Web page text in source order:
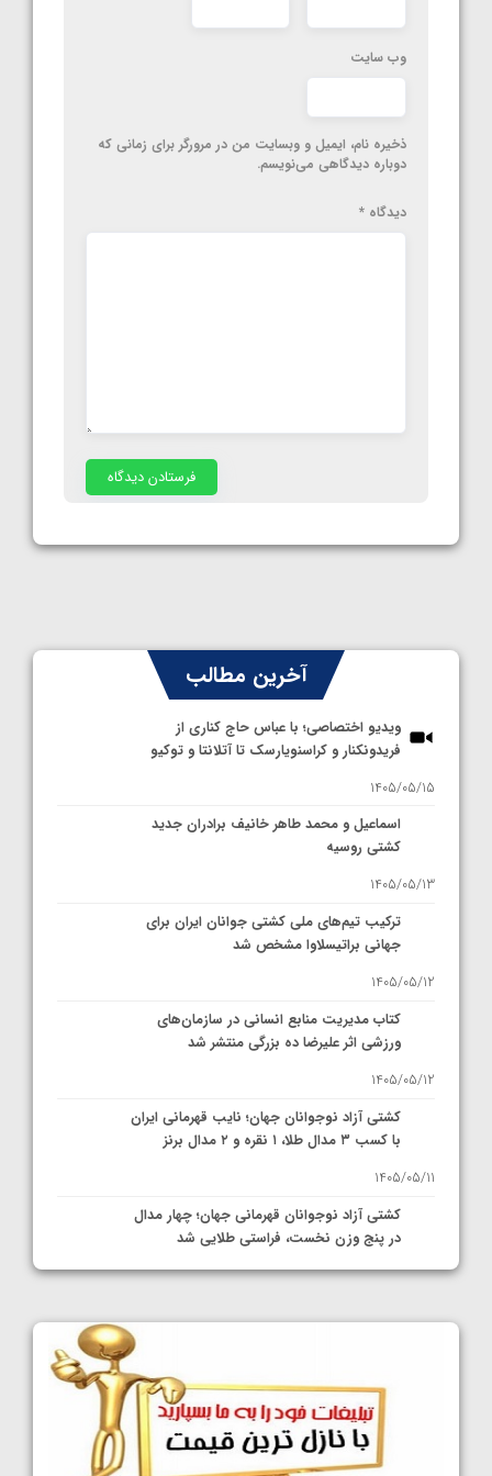
وب‌ سایت
ذخیره نام، ایمیل و وبسایت من در مرورگر برای زمانی که
دوباره دیدگاهی می‌نویسم.
دیدگاه *
آخرین مطالب
ویدیو اختصاصی؛ با عباس حاج کناری از
فریدونکنار و کراسنویارسک تا آتلانتا و توکیو
1405/05/15
اسماعیل و محمد طاهر خانیف برادران جدید
کشتی روسیه
1405/05/13
ترکیب تیم‌های ملی کشتی جوانان ایران برای
جهانی براتیسلاوا مشخص شد
1405/05/12
کتاب مدیریت منابع انسانی در سازمان‌های
ورزشی اثر علیرضا ده بزرگی منتشر شد
1405/05/12
کشتی آزاد نوجوانان جهان؛ نایب قهرمانی ایران
با کسب ۳ مدال طلا، ۱ نقره و ۲ مدال برنز
1405/05/11
کشتی آزاد نوجوانان قهرمانی جهان؛ چهار مدال
در پنج وزن نخست، فراستی طلایی شد
1405/05/11
کشتی آزاد نوجوانان جهان؛ رقبای نمایندگان
ایران مشخص شدند
1405/05/08